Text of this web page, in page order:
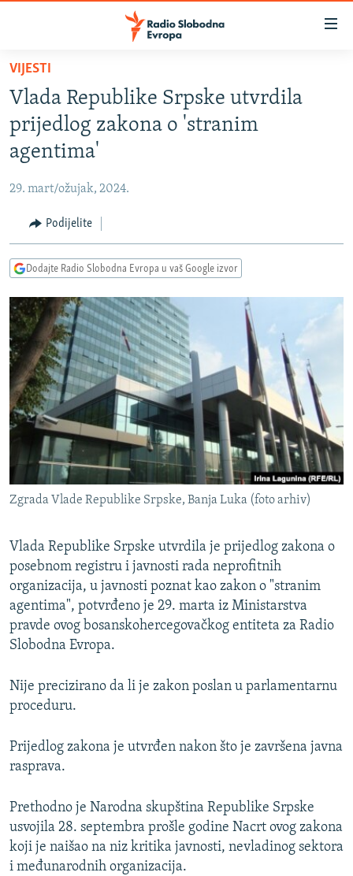
Pređite
glavni
sadržaj
Pređite
na
glavnu
Pređite
na
pretragu
VIJESTI
BOSNA I HERCEGOVINA
SRBIJA
CRNA GORA
VIZUELNO
INFOGRAFIKE
RAT U UKRAJINI
KINA NA BALKANU
RSE PRIČE IZ SVIJETA
ISPRIČAJ MI
DNEVNO@RSE
SPECIJALI RSE
VIŠE OD NASLOVA
GENOCID U SREBRENICI
POPLAVE I KLIZIŠTA U BIH 2024.
TV LIBERTY
POST SCRIPTUM
MOJA EVROPA
TRI DECENIJE OD RATA U BIH
SVE KARTE DEJTONA
NASTANAK I RASPAD JUGOSLAVIJE
PRATITE NAS
Sve RFE/RL stranice
VIJESTI
Vlada Republike Srpske utvrdila
prijedlog zakona o 'stranim
agentima'
29. mart/ožujak, 2024.
Podijelite
Dodajte Radio Slobodna Evropa u vaš Google izvor
Zgrada Vlade Republike Srpske, Banja Luka (foto arhiv)
Vlada Republike Srpske utvrdila je prijedlog zakona o
posebnom registru i javnosti rada neprofitnih
organizacija, u javnosti poznat kao zakon o "stranim
agentima", potvrđeno je 29. marta iz Ministarstva
pravde ovog bosanskohercegovačkog entiteta za Radio
Slobodna Evropa.
Nije precizirano da li je zakon poslan u parlamentarnu
proceduru.
Prijedlog zakona je utvrđen nakon što je završena javna
rasprava.
Prethodno je Narodna skupština Republike Srpske
usvojila 28. septembra prošle godine Nacrt ovog zakona
koji je naišao na niz kritika javnosti, nevladinog sektora
i međunarodnih organizacija.